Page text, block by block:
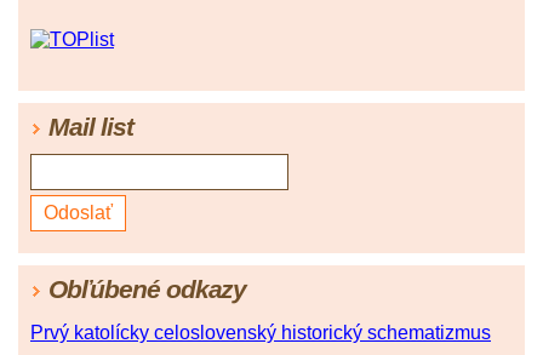
Mail list
Obľúbené odkazy
Prvý katolícky celoslovenský historický schematizmus